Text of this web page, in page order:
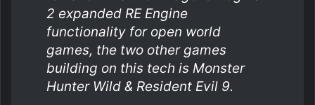
2 expanded RE Engine
functionality for open world
games, the two other games
building on this tech is Monster
Hunter Wild & Resident Evil 9.